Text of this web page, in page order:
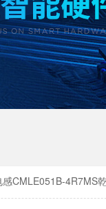
感CMLE051B-